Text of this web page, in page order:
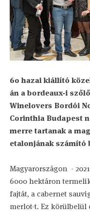
60 hazai kiállító
án a bordeaux-i
Winelovers Bordói
Corinthia Budapest
merre tartanak a
etalonjának számító
Magyarországon -
6000 hektáron
fajtát, a cabernet
merlot-t. Ez körülbelül